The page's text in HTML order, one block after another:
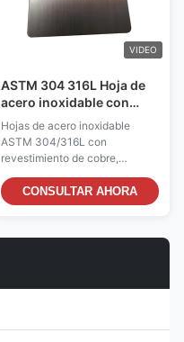
VIDEO
ASTM 304 316L Hoja de
acero inoxidable con
revestimiento anti-
huellas dactilares,
recubierta de cobre,
cepillada
Hojas de acero inoxidable
ASTM 304/316L con
revestimiento de cobre,
envejecido ennegrecido,
acabado cepillado y
revestimiento antihuellas. Alta
estética retro única y fácil
personalizadas disponibles.
CONSULTAR AHORA